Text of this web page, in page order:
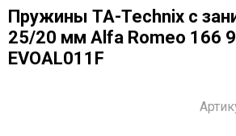
Пружины TA-Technix с
25/20 мм Alfa Romeo 166
EVOAL011F